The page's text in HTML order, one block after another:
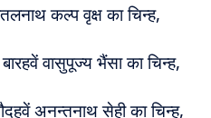
कल्प वृक्ष का चिन्ह,
वासुपूज्य भैंसा का चिन्ह,
अनन्तनाथ सेही का चिन्ह,